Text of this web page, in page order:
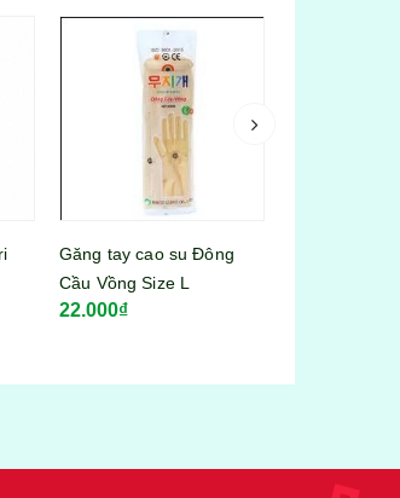
Găng tay cao su Đông
Cầu Vồng Size L
22.000₫